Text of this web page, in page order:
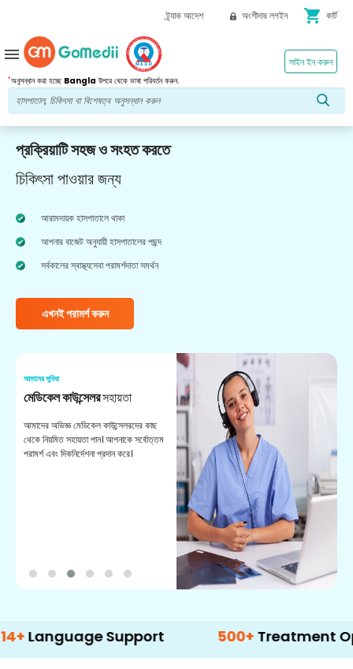
ট্র্যাক আদেশ অংশীদার লগইন shopping_cart কার্ট
*অনুসন্ধান করা হচ্ছে Bangla উপরে থেকে ভাষা পরিবর্তন করুন.
সাইন ইন করুন
menu
প্রক্রিয়াটি সহজ ও সংহত করতে
চিকিৎসা পাওয়ার জন্য
আরামদায়ক হাসপাতালে থাকা
আপনার বাজেট অনুযায়ী হাসপাতালের পছন্দ
সর্বকালের স্বাস্থ্যসেবা পরামর্শদাতা সমর্থন
এখনই পরামর্শ করুন
আমাদের সুবিধা
মেডিকেল কাউন্সেলরসহায়তা
আমাদের অভিজ্ঞ মেডিকেল কাউন্সেলরদের কাছ
থেকে নিয়মিত সহায়তা পান। আপনাকে সর্বোত্তম
পরামর্শ এবং দিকনির্দেশনা প্রদান করে।
Support 500+ Treatment Options